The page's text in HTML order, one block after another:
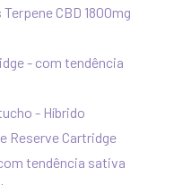
CBD 1800mg
- com tendência
- Híbrido
Reserve Cartridge
tendência sativa